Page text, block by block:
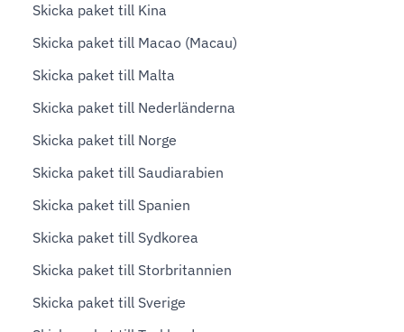
Skicka paket till Kina
Skicka paket till Macao (Macau)
Skicka paket till Malta
Skicka paket till Nederländerna
Skicka paket till Norge
Skicka paket till Saudiarabien
Skicka paket till Spanien
Skicka paket till Sydkorea
Skicka paket till Storbritannien
Skicka paket till Sverige